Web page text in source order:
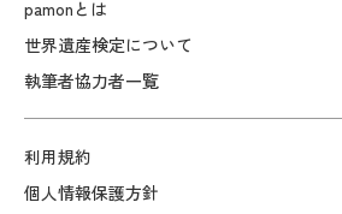
pamonとは
世界遺産検定について
執筆者協力者一覧
利用規約
個人情報保護方針